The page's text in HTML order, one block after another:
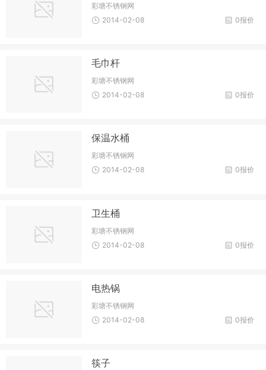
彩塘不锈钢网
0报价
2014-02-08
毛巾杆
彩塘不锈钢网
0报价
2014-02-08
保温水桶
彩塘不锈钢网
0报价
2014-02-08
卫生桶
彩塘不锈钢网
0报价
2014-02-08
电热锅
彩塘不锈钢网
0报价
2014-02-08
筷子